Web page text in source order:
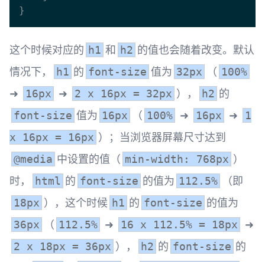
这个时候对应的 h1 和 h2 的值也会随着改变。默认
情况下，
h1 的 font-size 值为 32px （ 100%
➜ 16px ➜ 2 x 16px = 32px ）， h2 的
font-size 值为 16px （ 100% ➜ 16px ➜
1
x 16px = 16px ）；当浏览器屏幕尺寸达到
@media 中设置的值（ min-width: 768px ）
时，
html 的 font-size 的值为 112.5% （即
18px ），这个时候 h1 的 font-size 的值为
36px （ 112.5% ➜ 16 x 112.5% = 18px ➜
2 x 18px = 36px ）， h2 的 font-size 的